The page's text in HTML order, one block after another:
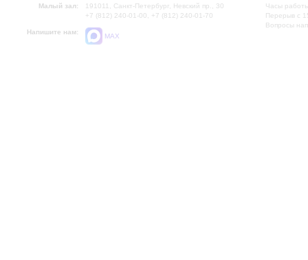
Малый зал:
191011, Санкт-Петербург, Невский пр., 30
+7 (812) 240-01-00, +7 (812) 240-01-70
Напишите нам:
MAX
Часы
Перерыв с
Вопросы